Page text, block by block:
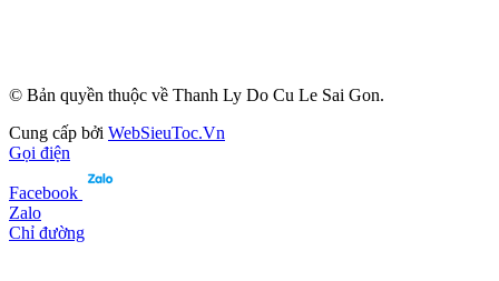
© Bản quyền thuộc về Thanh Ly Do Cu Le Sai Gon.
Cung cấp bởi WebSieuToc.Vn
Gọi điện
Facebook
Zalo
Chỉ đường